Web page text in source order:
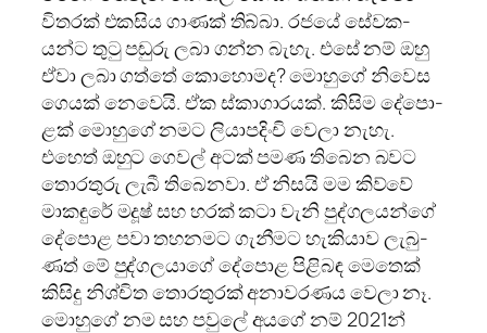
විත­රක් එක­සිය ගාණක් තිබ්බා. රජයේ සේව­ක­
යන්ට තුටු පඬුරු ලබා ගන්න බැහැ. එසේ නම් ඔහු
ඒවා ලබා ගත්තේ කොහො­මද? මොහුගේ නිවෙස
ගෙයක් නෙවෙයි. ඒක ස්කාගා­ර­යක්. කිසිම දේපො­
ළක් මොහුගේ නමට ලියා­ප­දිංචි වෙලා නැහැ.
එහෙත් ඔහුට ගෙවල් අටක් පමණ තිබෙන බවට
තොර­තුරු ලැබී තිබෙ­නවා. ඒ නිසයි මම කිව්වේ
මාක­ඳුරේ මදූෂ් සහ හරක් කටා වැනි පුද්ග­ල­යන්ගේ
දේපොළ පවා තහ­න­මට ගැනී­මට හැකි­යාව ලැබු­
ණත් මේ පුද්ග­ල­යාගේ දේපොළ පිළි­බඳ මෙතෙක්
කිසිදු නිශ්චිත තොර­තු­රක් අනා­ව­ර­ණය වෙලා නෑ.
මොහුගේ නම සහ පවුලේ අයගේ නම් 2021න්